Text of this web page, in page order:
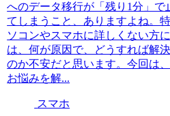
へのデータ移行が「残り1分」で
てしまうこと、ありますよね。
ソコンやスマホに詳しくない方
は、何が原因で、どうすれば解
のか不安だと思います。今回は
お悩みを解...
スマホ